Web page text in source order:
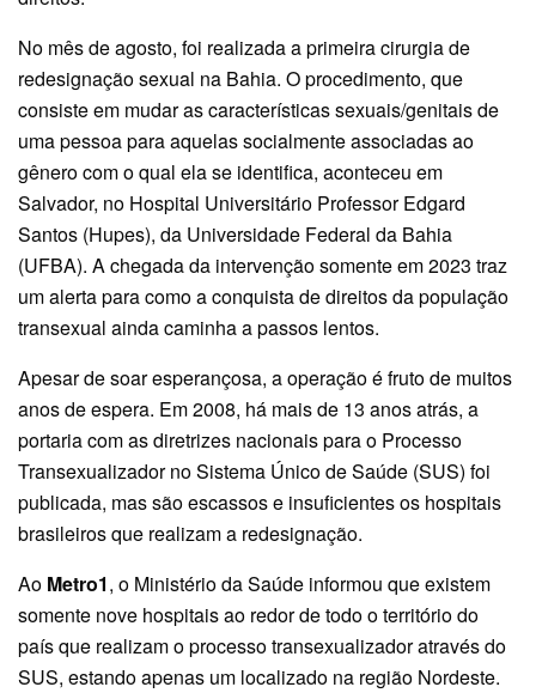
No mês de agosto, foi realizada a primeira cirurgia de
redesignação sexual na Bahia. O procedimento, que
consiste em mudar as características sexuais/genitais de
uma pessoa para aquelas socialmente associadas ao
gênero com o qual ela se identifica, aconteceu em
Salvador, no Hospital Universitário Professor Edgard
Santos (Hupes), da Universidade Federal da Bahia
(UFBA). A chegada da intervenção somente em 2023 traz
um alerta para como a conquista de direitos da população
transexual ainda caminha a passos lentos.
Apesar de soar esperançosa, a operação é fruto de muitos
anos de espera. Em 2008, há mais de 13 anos atrás, a
portaria com as diretrizes nacionais para o Processo
Transexualizador no Sistema Único de Saúde (SUS) foi
publicada, mas são escassos e insuficientes os hospitais
brasileiros que realizam a redesignação.
Ao Metro1, o Ministério da Saúde informou que existem
somente nove hospitais ao redor de todo o território do
país que realizam o processo transexualizador através do
SUS, estando apenas um localizado na região Nordeste.